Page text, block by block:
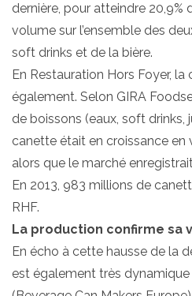
dernière, pour atteindre 20,9%
volume sur l’ensemble des
soft drinks et de la bière.
En Restauration Hors Foyer,
également. Selon GIRA
de boissons (eaux, soft drinks,
canette était en croissance en
alors que le marché
En 2013, 983 millions de
RHF.
La production confirme sa
En écho à cette hausse de la
est également très dynamique